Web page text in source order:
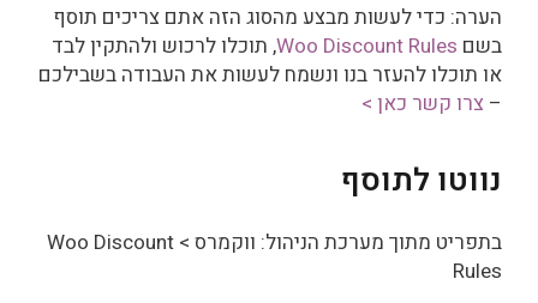
הערה: כדי לעשות מבצע מהסוג הזה אתם צריכים תוסף
בשם Woo Discount Rules, תוכלו לרכוש ולהתקין לבד
או תוכלו להעזר בנו ונשמח לעשות את העבודה בשבילכם
– צרו קשר כאן >
נווטו לתוסף
בתפריט מתוך מערכת הניהול: ווקמרס > Woo Discount
Rules